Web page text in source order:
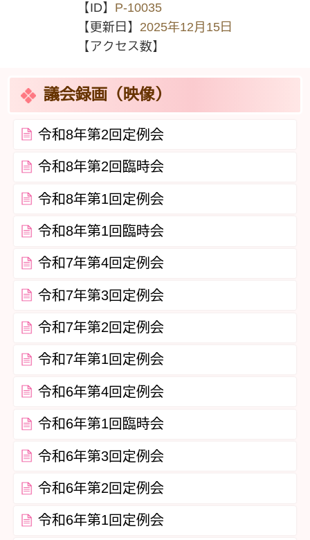
【ID】 P-10035
【更新日】 2025年12月15日
【アクセス数】
議会録画（映像）
令和8年第2回定例会
令和8年第2回臨時会
令和8年第1回定例会
令和8年第1回臨時会
令和7年第4回定例会
令和7年第3回定例会
令和7年第2回定例会
令和7年第1回定例会
令和6年第4回定例会
令和6年第1回臨時会
令和6年第3回定例会
令和6年第2回定例会
令和6年第1回定例会